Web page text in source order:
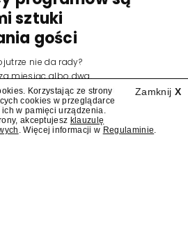
sztuki
gości
nie da rady?
miesiąc albo dwa.
są mistrzami sztuki
Zamknij X
Korzystając ze strony
cookies w przeglądarce
w pamięci urządzenia.
akceptujesz klauzulę
. Więcej informacji w Regulaminie.